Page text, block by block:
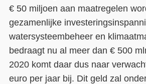
€ 50 miljoen aan maatregelen
gezamenlijke
watersysteembeheer en
bedraagt nu al meer dan € 500
2020 komt daar dus naar
euro per jaar bij. Dit geld zal